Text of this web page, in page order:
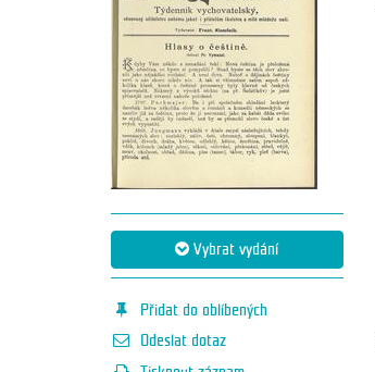
Vybrat vydání
Přidat do oblíbených
Odeslat dotaz